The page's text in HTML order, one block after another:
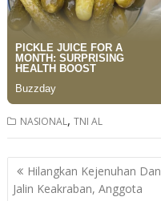
NASIONAL,TNI AL
Post
navigation
Hilangkan Kejenuhan Dan
Jalin Keakraban, Anggota